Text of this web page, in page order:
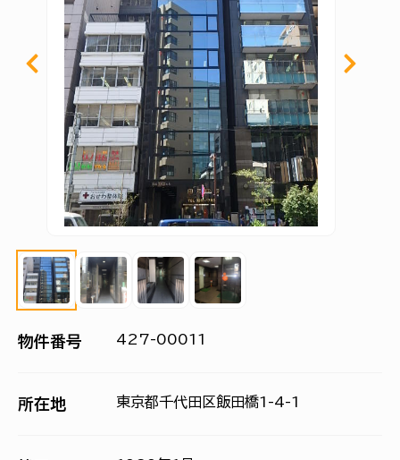
物件番号 427-00011
所在地 東京都千代田区飯田橋1-4-1